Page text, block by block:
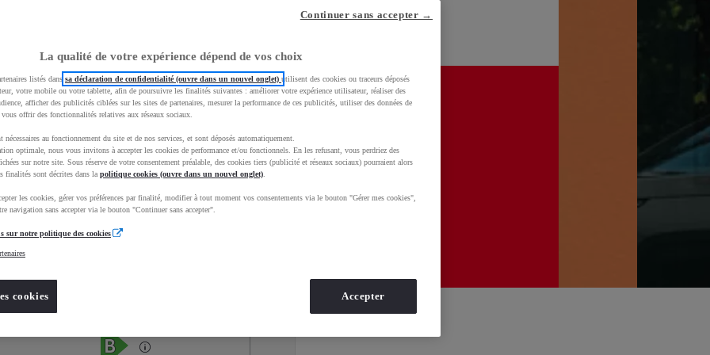
Services Concession
Occasions
La qualité de votre expérience dépend de vos choix
listés dans sa déclaration de confidentialité (ouvre dans un nouvel onglet) utilisent des cookies ou traceurs déposés
votre mobile ou votre tablette, afin de poursuivre les finalités suivantes : améliorer votre expérience utilisateur, réaliser des
afficher des publicités ciblées sur les sites de partenaires, mesurer la performance de ces publicités, utiliser des données de
offrir des fonctionnalités relatives aux réseaux sociaux.
nécessaires au fonctionnement du site et de nos services, et sont déposés automatiquement.
optimale, nous vous invitons à accepter les cookies de performance et/ou fonctionnels. En les refusant, vous perdriez des
sur notre site. Sous réserve de votre consentement préalable, des cookies tiers (publicité et réseaux sociaux) pourraient alors
finalités sont décrites dans la politique cookies (ouvre dans un nouvel onglet)
les cookies, gérer vos préférences par finalité, modifier à tout moment vos consentements via le bouton "Gérer mes cookies",
navigation sans accepter via le bouton "Continuer sans accepter".
sur notre politique des cookies
cookies
Continuer sans accepter →
Accepter